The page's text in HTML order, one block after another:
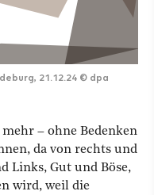
21.12.24 © dpa
– ohne Bedenken
da von rechts und
Links, Gut und Böse,
wird, weil die